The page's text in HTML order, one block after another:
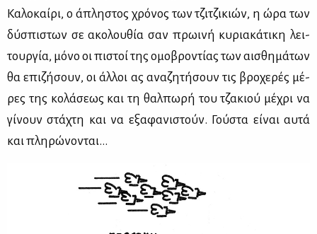
Κα­λο­καί­ρι, ο άπλη­στος χρό­νος των τζι­τζι­κιών, η ώρα των
δύ­σπι­στων σε ακο­λου­θία σαν πρω­ι­νή κυ­ρια­κά­τι­κη λει­
τουρ­γία, μό­νο οι πι­στοί της ομο­βρο­ντί­ας των αι­σθη­μά­των
θα επι­ζή­σουν, οι άλ­λοι ας ανα­ζη­τή­σουν τις βρο­χε­ρές μέ­
ρες της κο­λά­σε­ως και τη θαλ­πω­ρή του τζα­κιού μέ­χρι να
γί­νουν στά­χτη και να εξα­φα­νι­στούν. Γού­στα εί­ναι αυ­τά
και πλη­ρώ­νο­νται…